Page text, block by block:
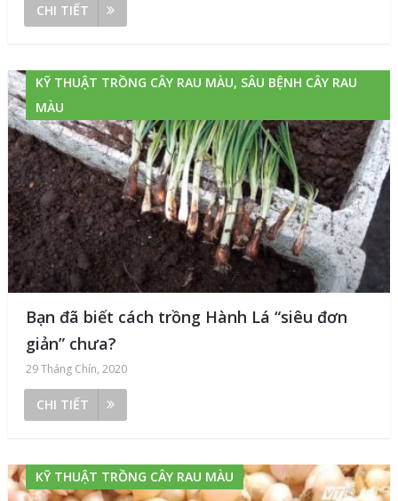
CHI TIẾT
KỸ THUẬT TRỒNG CÂY RAU MÀU, SÂU BỆNH CÂY RAU
MÀU
Bạn đã biết cách trồng Hành Lá “siêu đơn
giản” chưa?
29 Tháng Chín, 2020
CHI TIẾT
KỸ THUẬT TRỒNG CÂY RAU MÀU